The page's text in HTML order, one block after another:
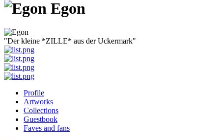
Egon
"Der kleine *ZILLE* aus der Uckermark"
Profile
Artworks
Collections
Guestbook
Faves and fans